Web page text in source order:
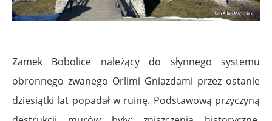
Zamek Bobolice należący do słynnego systemu
obronnego zwanego Orlimi Gniazdami przez ostanie
dziesiątki lat popadał w ruinę. Podstawową przyczyną